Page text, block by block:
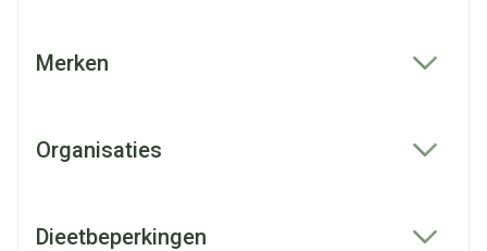
Merken
Organisaties
Dieetbeperkingen